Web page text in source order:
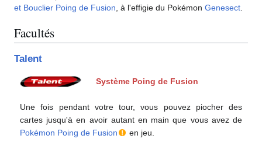
et Bouclier Poing de Fusion, à l'effigie du Pokémon Genesect.
Facultés
Talent
Système Poing de Fusion
Une fois pendant votre tour, vous pouvez piocher des
cartes jusqu'à en avoir autant en main que vous avez de
Pokémon Poing de Fusion
en jeu.